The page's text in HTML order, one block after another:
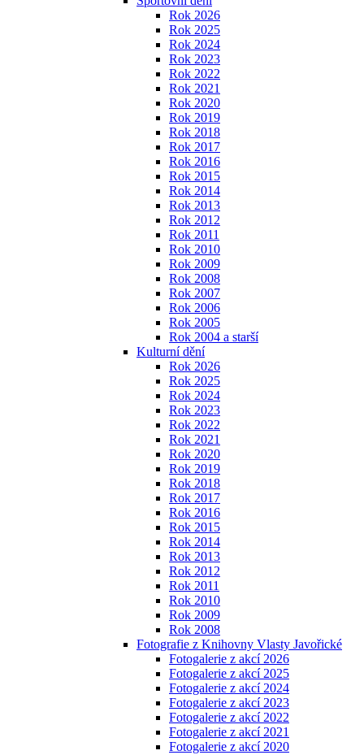
Rok 2026
Rok 2025
Rok 2024
Rok 2023
Rok 2022
Rok 2021
Rok 2020
Rok 2019
Rok 2018
Rok 2017
Rok 2016
Rok 2015
Rok 2014
Rok 2013
Rok 2012
Rok 2011
Rok 2010
Rok 2009
Rok 2008
Rok 2007
Rok 2006
Rok 2005
Rok 2004 a starší
Kulturní dění
Rok 2026
Rok 2025
Rok 2024
Rok 2023
Rok 2022
Rok 2021
Rok 2020
Rok 2019
Rok 2018
Rok 2017
Rok 2016
Rok 2015
Rok 2014
Rok 2013
Rok 2012
Rok 2011
Rok 2010
Rok 2009
Rok 2008
Fotografie z Knihovny Vlasty Javořické
Fotogalerie z akcí 2026
Fotogalerie z akcí 2025
Fotogalerie z akcí 2024
Fotogalerie z akcí 2023
Fotogalerie z akcí 2022
Fotogalerie z akcí 2021
Fotogalerie z akcí 2020